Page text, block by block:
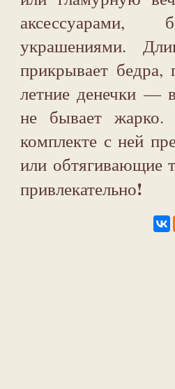
украшениями.
прикрывает бедра,
летние денечки —
не бывает
комплекте с ней
или обтягивающие
привлекательно!